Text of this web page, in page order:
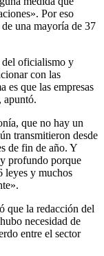
Por eso
una mayoría de 37
del oficialismo y
con las
es que las empresas
apuntó.
que no hay un
transmitieron desde
de fin de año. Y
profundo porque
leyes y muchos
que la redacción del
necesidad de
entre el sector